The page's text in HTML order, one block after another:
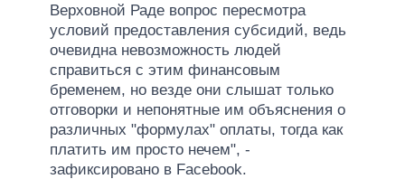
Верховной Раде вопрос пересмотра
условий предоставления субсидий, ведь
очевидна невозможность людей
справиться с этим финансовым
бременем, но везде они слышат только
отговорки и непонятные им объяснения о
различных "формулах" оплаты, тогда как
платить им просто нечем", -
зафиксировано в Facebook.